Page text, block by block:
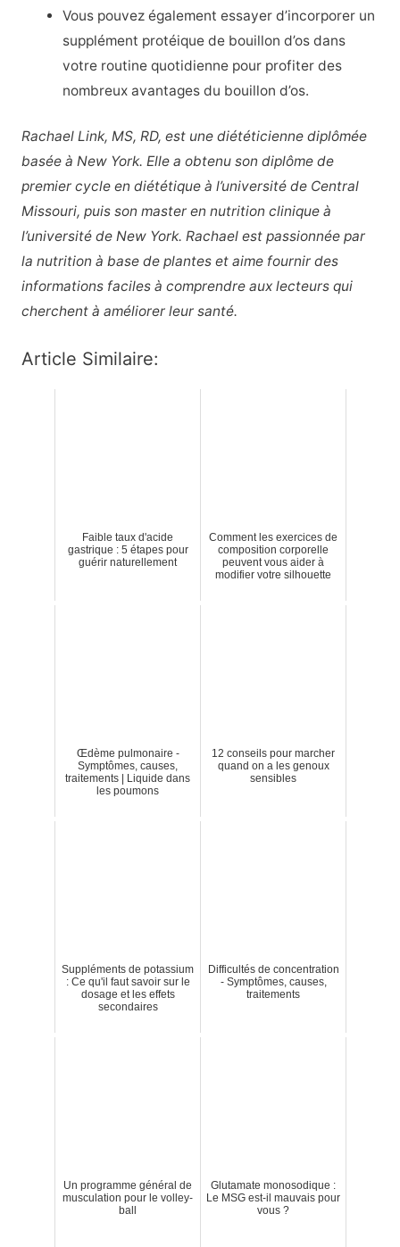
Vous pouvez également essayer d’incorporer un
supplément protéique de bouillon d’os dans
votre routine quotidienne pour profiter des
nombreux avantages du bouillon d’os.
Rachael Link, MS, RD, est une diététicienne diplômée
basée à New York. Elle a obtenu son diplôme de
premier cycle en diététique à l’université de Central
Missouri, puis son master en nutrition clinique à
l’université de New York. Rachael est passionnée par
la nutrition à base de plantes et aime fournir des
informations faciles à comprendre aux lecteurs qui
cherchent à améliorer leur santé.
Article Similaire:
Faible taux d'acide
gastrique : 5 étapes pour
guérir naturellement
Comment les exercices de
composition corporelle
peuvent vous aider à
modifier votre silhouette
Œdème pulmonaire -
Symptômes, causes,
traitements | Liquide dans
les poumons
12 conseils pour marcher
quand on a les genoux
sensibles
Suppléments de potassium
: Ce qu'il faut savoir sur le
dosage et les effets
secondaires
Difficultés de concentration
- Symptômes, causes,
traitements
Un programme général de
musculation pour le volley-
ball
Glutamate monosodique :
Le MSG est-il mauvais pour
vous ?